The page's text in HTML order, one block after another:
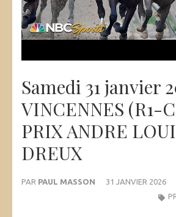
Samedi 31 janvier
VINCENNES (R1-
PRIX ANDRE
DREUX
PAR PAUL MASSON
31 JANVIER 2026